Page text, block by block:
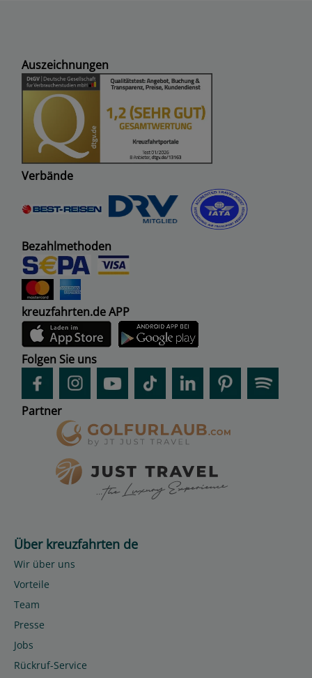
Auszeichnungen
Verbände
Bezahlmethoden
kreuzfahrten.de APP
Folgen Sie uns
Partner
Über kreuzfahrten de
Wir über uns
Vorteile
Team
Presse
Jobs
Rückruf-Service